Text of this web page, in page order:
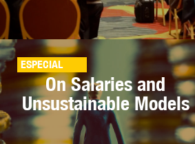
ESPECIAL
On Salaries and
Unsustainable Models